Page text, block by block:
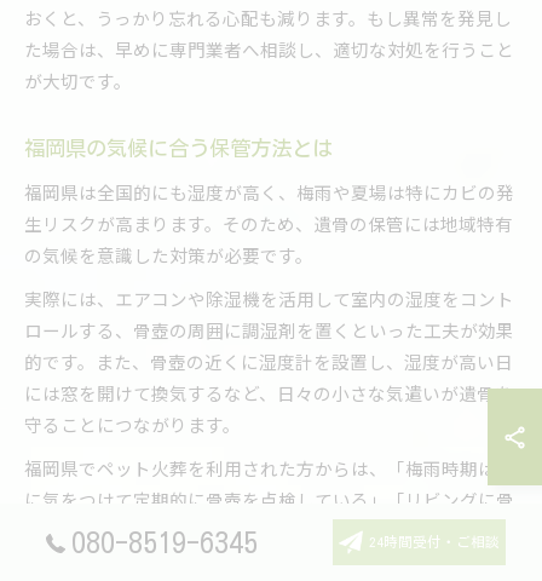
おくと、うっかり忘れる心配も減ります。もし異常を発見し
た場合は、早めに専門業者へ相談し、適切な対処を行うこと
が大切です。
福岡県の気候に合う保管方法とは
福岡県は全国的にも湿度が高く、梅雨や夏場は特にカビの発
生リスクが高まります。そのため、遺骨の保管には地域特有
の気候を意識した対策が必要です。
実際には、エアコンや除湿機を活用して室内の湿度をコント
ロールする、骨壺の周囲に調湿剤を置くといった工夫が効果
的です。また、骨壺の近くに湿度計を設置し、湿度が高い日
には窓を開けて換気するなど、日々の小さな気遣いが遺骨を
守ることにつながります。
福岡県でペット火葬を利用された方からは、「梅雨時期は特
に気をつけて定期的に骨壺を点検している」「リビングに骨
壺を置くことで、湿気や温度管理がしやすい」といった声も
あります。ご家庭の環境やライフスタイルに合わせて、無理
080-8519-6345 24時間受付・ご相談